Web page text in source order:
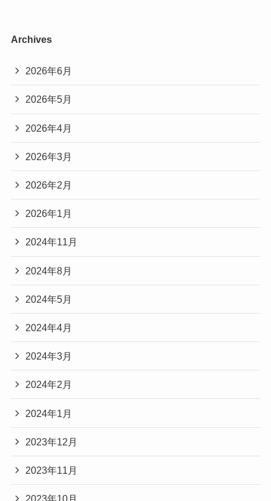
Archives
2026年6月
2026年5月
2026年4月
2026年3月
2026年2月
2026年1月
2024年11月
2024年8月
2024年5月
2024年4月
2024年3月
2024年2月
2024年1月
2023年12月
2023年11月
2023年10月